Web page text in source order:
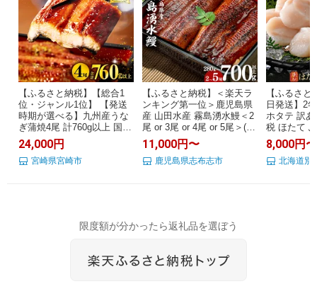
【ふるさと納税】【総合1
位・ジャンル1位】 【発送
時期が選べる】九州産うな
ぎ蒲焼4尾 計760g以上 国産
うなぎ 蒲焼き 4尾 鰻蒲焼き
国産うなぎ 特上うなぎ 小
分け パック 化粧箱入り お
24,000円
宮崎県宮崎市
【ふるさと納税】＜楽天ラ
ンキング第一位＞鹿児島県
産 山田水産 霧島湧水鰻＜2
尾 or 3尾 or 4尾 or 5尾＞(1
尾140g) うなぎ 鰻 ウナギ 2
尾 3尾 4尾 5尾 国産 蒲焼 か
ばやき 冷凍 惣菜 うな重 人
11,000円〜
鹿児島県志布志市
【ふるさ
日発送】2
ホタテ 訳
税 ほたて
あり 帆立
り ホタテ
い 刺身 規
8,000円〜
北海道別
限度額が分かったら返礼品を選ぼう